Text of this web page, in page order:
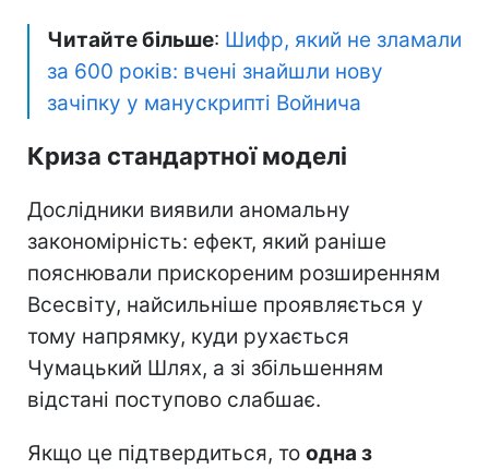
Читайте більше: Шифр, який не зламали
за 600 років: вчені знайшли нову
зачіпку у манускрипті Войнича
Криза стандартної моделі
Дослідники виявили аномальну
закономірність: ефект, який раніше
пояснювали прискореним розширенням
Всесвіту, найсильніше проявляється у
тому напрямку, куди рухається
Чумацький Шлях, а зі збільшенням
відстані поступово слабшає.
Якщо це підтвердиться, то одна з